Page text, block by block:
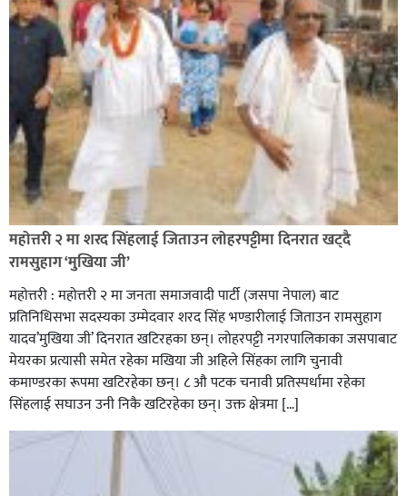
सिराहा-२ मा संजय यादव भिड्ने !
रक्तदान सेवामा जिल्लामै दोस्रो स्थान ल्याएकोमा जनमत नेताद्वय
रेडक्रस सिराहा द्वारा सम्मानित
सिराहाको औरहीमा जेन-जी भेला सम्पन्न
महोत्तरी २ मा शरद सिंहलाई जिताउन लोहरपट्टीमा दिनरात खट्दै
रामसुहाग ‘मुखिया जी’
महोत्तरी : महोत्तरी २ मा जनता समाजवादी पार्टी (जसपा नेपाल) बाट
प्रतिनिधिसभा सदस्यका उम्मेदवार शरद सिंह भण्डारीलाई जिताउन रामसुहाग
यादव’मुखिया जी’ दिनरात खटिरहका छन्। लोहरपट्टी नगरपालिकाका जसपाबाट
मेयरका प्रत्यासी समेत रहेका मखिया जी अहिले सिंहका लागि चुनावी
कमाण्डरका रूपमा खटिरहेका छन्। ८ औ पटक चनावी प्रतिस्पर्धामा रहेका
सिंहलाई सघाउन उनी निकै खटिरहेका छन्। उक्त क्षेत्रमा […]